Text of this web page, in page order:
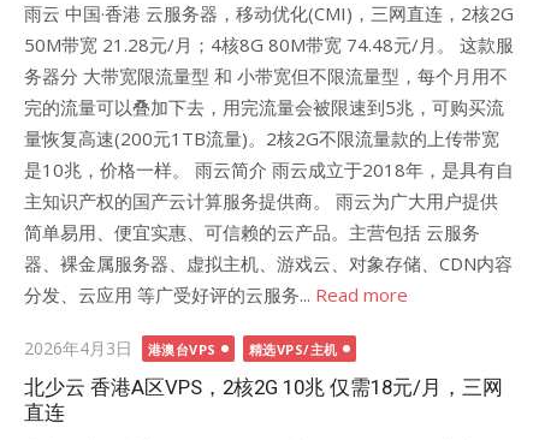
雨云 中国·香港 云服务器，移动优化(CMI)，三网直连，2核2G
50M带宽 21.28元/月；4核8G 80M带宽 74.48元/月。 这款服
务器分 大带宽限流量型 和 小带宽但不限流量型，每个月用不
完的流量可以叠加下去，用完流量会被限速到5兆，可购买流
量恢复高速(200元1TB流量)。2核2G不限流量款的上传带宽
是10兆，价格一样。 雨云简介 雨云成立于2018年，是具有自
主知识产权的国产云计算服务提供商。 雨云为广大用户提供
简单易用、便宜实惠、可信赖的云产品。主营包括 云服务
器、裸金属服务器、虚拟主机、游戏云、对象存储、CDN内容
分发、云应用 等广受好评的云服务... Read more
Posted
on
2026年4月3日 港澳台VPS 精选VPS/主机
北少云 香港A区VPS，2核2G 10兆 仅需18元/月，三网
直连